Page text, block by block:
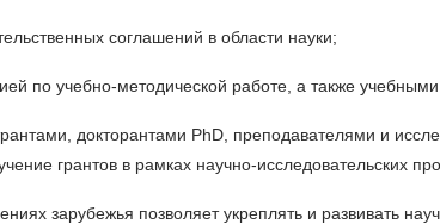
соглашений в области науки;
по учебно-методической работе, а также
докторантами PhD, преподавателями и
грантов в рамках научно-исследовательских
зарубежья позволяет укреплять и развивать